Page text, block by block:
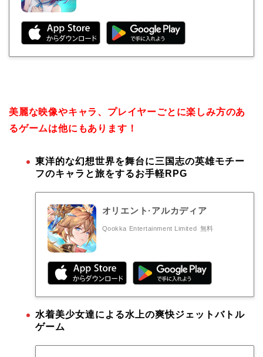
美麗な映像やキャラ、プレイヤーごとに楽しみ方のあ
るゲームは他にもあります！
東洋的な幻想世界を舞台に三国志の英雄モチー
フのキャラと旅をするお手軽RPG
オリエント·アルカディア
Qookka Entertainment Limited 無料
水着美少女達による水上の爽快ジェットバトル
ゲーム